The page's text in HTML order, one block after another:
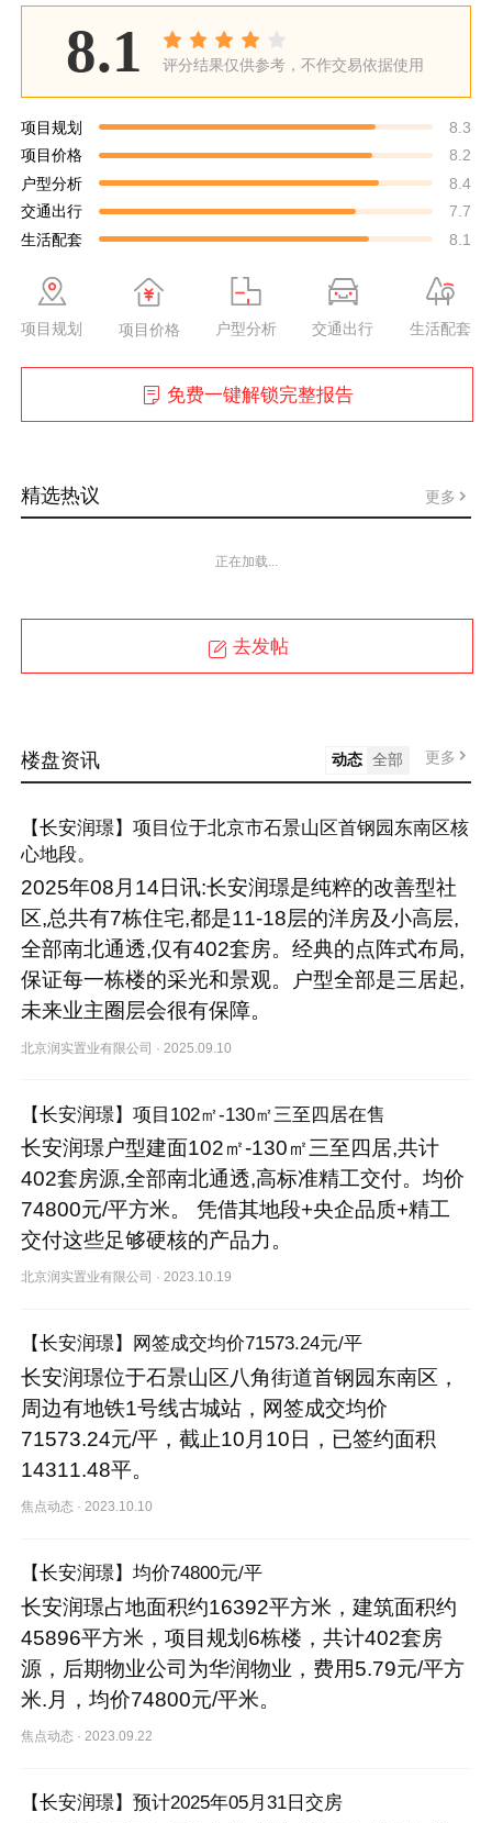
8.1 评分结果仅供参考，不作交易依据使用
项目规划
8.3
项目价格
8.2
户型分析
8.4
交通出行
7.7
生活配套
8.1
项目规划 项目价格 户型分析 交通出行 生活配套
免费一键解锁完整报告
精选热议 更多
正在加载...
去发帖
楼盘资讯 动态 全部 更多
【长安润璟】项目位于北京市石景山区首钢园东南区核
心地段。
2025年08月14日讯:长安润璟是纯粹的改善型社
区,总共有7栋住宅,都是11-18层的洋房及小高层,
全部南北通透,仅有402套房。经典的点阵式布局,
保证每一栋楼的采光和景观。户型全部是三居起,
未来业主圈层会很有保障。
北京润实置业有限公司 · 2025.09.10
【长安润璟】项目102㎡-130㎡三至四居在售
长安润璟户型建面102㎡-130㎡三至四居,共计
402套房源,全部南北通透,高标准精工交付。均价
74800元/平方米。 凭借其地段+央企品质+精工
交付这些足够硬核的产品力。
北京润实置业有限公司 ·2023.10.19
【长安润璟】网签成交均价71573.24元/平
长安润璟位于石景山区八角街道首钢园东南区，
周边有地铁1号线古城站，网签成交均价
71573.24元/平，截止10月10日，已签约面积
14311.48平。
焦点动态 ·2023.10.10
【长安润璟】均价74800元/平
长安润璟占地面积约16392平方米，建筑面积约
45896平方米，项目规划6栋楼，共计402套房
源，后期物业公司为华润物业，费用5.79元/平方
米.月，均价74800元/平米。
焦点动态 ·2023.09.22
【长安润璟】预计2025年05月31日交房